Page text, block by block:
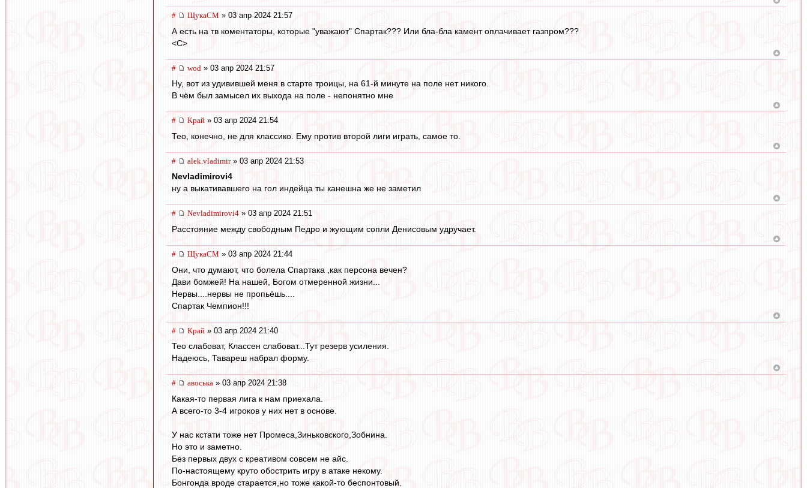
# ЩукаСМ » 03 апр 2024 21:57
А есть на тв коментаторы, которые "уважают" Спартак??? Или бла-бла камент оплачивает газпром???
<C>
# wod » 03 апр 2024 21:57
Ну, вот из удивившей меня в старте троицы, на 61-й минуте на поле нет никого.
В чём был замысел их выхода на поле - непонятно мне
# Край » 03 апр 2024 21:54
Тео, конечно, не для классико. Ему против второй лиги играть, самое то.
# alek.vladimir» 03 апр 2024 21:53
Nevladimirovi4
ну а выкативавшего на гол индейца ты канешна же не заметил
# Nevladimirovi4 » 03 апр 2024 21:51
Расстояние между свободным Педро и жующим сопли Денисовым удручает.
# ЩукаСМ » 03 апр 2024 21:44
Они, что думают, что болела Спартака ,как персона вечен?
Дави бомжей! На нашей, Богом отмеренной жизни...
Нервы....нервы не пропьёшь....
Спартак Чемпион!!!
# Край » 03 апр 2024 21:40
Тео слабоват, Классен слабоват...Тут резерв усиления.
Надеюсь, Тавареш набрал форму.
# авоська » 03 апр 2024 21:38
Какая-то первая лига к нам приехала.
А всего-то 3-4 игроков у них нет в основе.
У нас кстати тоже нет Промеса,Зиньковского,Зобнина.
Но это и заметно.
Без первых двух с креативом совсем не айс.
По-настоящему круто обострить игру в атаке некому.
Бонгонда вроде старается,но тоже какой-то беспонтовый.